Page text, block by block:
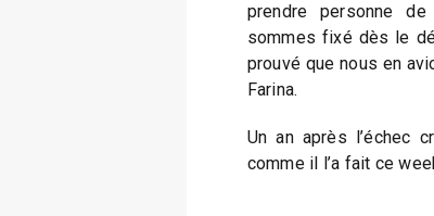
prendre personne
sommes fixé dès le
prouvé que nous en
Farina.
Un an après l’échec
comme il l’a fait ce